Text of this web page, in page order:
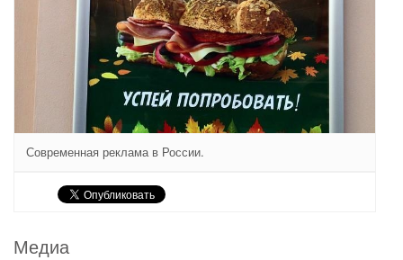
Современная реклама в России.
Медиа